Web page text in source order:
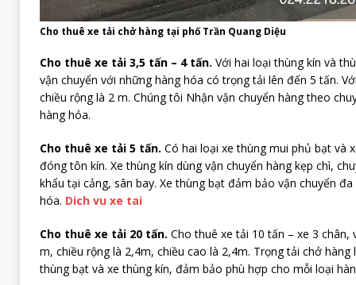
Cho thuê xe tải chở hàng tại phố Trần Quang Diệu
Cho thuê xe tải 3,5 tấn – 4 tấn. Với hai loại thùng kín và
vận chuyển với những hàng hóa có trọng tải lên đến 5 tấn.
chiều rộng là 2 m. Chúng tôi Nhận vận chuyển hàng theo
hàng hóa.
Cho thuê xe tải 5 tấn. Có hai loại xe thùng mui phủ bạt và
đóng tôn kín. Xe thùng kín dùng vận chuyển hàng kẹp chì,
khẩu tại cảng, sân bay. Xe thùng bạt đảm bảo vận chuyển
hóa. Dich vu xe tai
Cho thuê xe tải 20 tấn. Cho thuê xe tải 10 tấn – xe 3 chân,
m, chiều rộng là 2,4m, chiều cao là 2,4m. Trọng tải chở hàng
thùng bạt và xe thùng kín, đảm bảo phù hợp cho mỗi loại